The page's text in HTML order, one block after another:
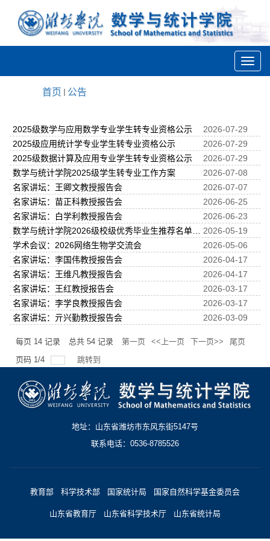
首页 公告
2025级数学与应用数学专业学生转专业资格公示
2026-07-29
2025级应用统计学专业学生转专业资格公示
2026-07-29
2025级数据计算及应用专业学生转专业资格公示
2026-07-29
数学与统计学院2025级学生转专业工作方案
2026-07-08
名家讲坛：王卿文教授报告会
2026-07-07
名家讲坛：苗正科教授报告会
2026-06-25
名家讲坛：白学利教授报告会
2026-06-23
2026-05-19
学术会议：2026网络生物学交流会
2026-05-06
名家讲坛：李国伟教授报告会
2026-04-17
名家讲坛：王维凡教授报告会
2026-04-17
名家讲坛：王红教授报告会
2026-03-17
名家讲坛：李学良教授报告会
2026-03-17
名家讲坛：亓兴勤教授报告会
2026-03-09
每页 14 记录 总共 54 记录 第一页 <<上一页 下一页>>
尾页
页码 1/4 跳转到
地址：山东省潍坊市东风东街5147号
联系电话：0536-8785526
教育部 科学技术部 国家统计局 国家自然科学基金委员会
山东省教育厅 山东省科学技术厅 山东省统计局